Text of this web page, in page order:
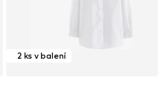
2 ks v balení